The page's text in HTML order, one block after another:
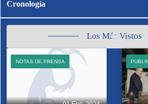
Cronología
Los Más Vistos
NOTAS DE PRENSA